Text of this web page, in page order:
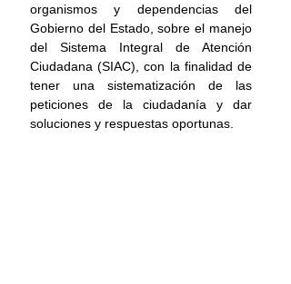
organismos y dependencias del
Gobierno del Estado, sobre el manejo
del Sistema Integral de Atención
Ciudadana (SIAC), con la finalidad de
tener una sistematización de las
peticiones de la ciudadanía y dar
soluciones y respuestas oportunas.